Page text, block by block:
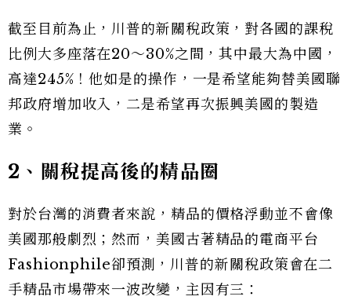
截至目前為止，川普的新關稅政策，對各國的課稅
比例大多座落在20～30%之間，其中最大為中國，
高達245%！他如是的操作，一是希望能夠替美國聯
邦政府增加收入，二是希望再次振興美國的製造
業。
2、關稅提高後的精品圈
對於台灣的消費者來說，精品的價格浮動並不會像
美國那般劇烈；然而，美國古著精品的電商平台
Fashionphile卻預測，川普的新關稅政策會在二
手精品市場帶來一波改變，主因有三：